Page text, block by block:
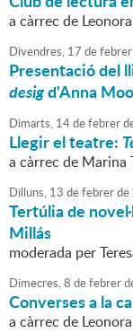
a càrrec de
Divendres, 17 defebrer
Presentació del
desigd'Anna
Dimarts, 14defebrer
Llegir el teatre:
a càrrec de Marina
Dilluns, 13 defebrerde
Tertúlia de
Millás
moderada per
Dimecres,8 defebrer
Converses a la
a càrrec de